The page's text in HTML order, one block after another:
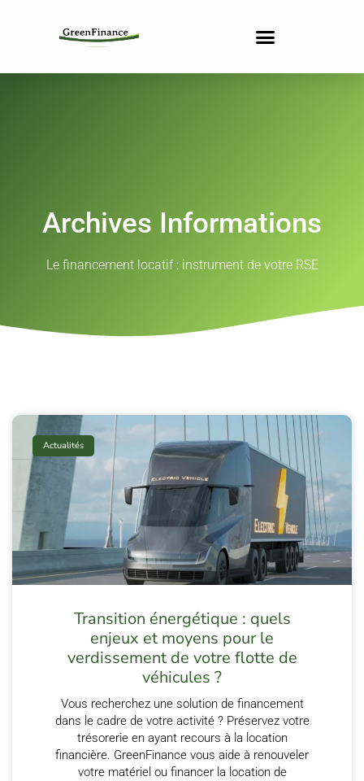
Archives Informations
Le financement locatif : instrument de votre RSE
Actualités
Transition énergétique : quels
enjeux et moyens pour le
verdissement de votre flotte de
véhicules ?
Vous recherchez une solution de financement
dans le cadre de votre activité ? Préservez votre
trésorerie en ayant recours à la location
financière. GreenFinance vous aide à renouveler
votre matériel ou financer la location de